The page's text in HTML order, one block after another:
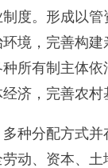
度。形成以
境，完善构
所有制主体
济，完善农
多种分配方式
动、资本、